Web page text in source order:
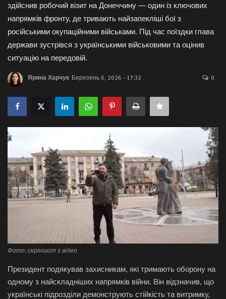
Підтримати проєкт
Правила для блогерів
Суспільство
Політика
Економіка
Технології
Спорт
Відео
Мова
English Ukraine
здійснив робочий візит на Донеччину — один із ключових
напрямків фронту, де тривають найзапекліші бої з
російськими окупаційними військами. Під час поїздки глава
держави зустрівся з українськими військовими та оцінив
ситуацію на передовій.
Ярина Харчук Березень 6, 2026 - 17:32 0
Фото: скріншот з відео
Президент подякував захисникам, які тримають оборону на
одному з найскладніших напрямків війни. Він відзначив, що
українські підрозділи демонструють стійкість та витримку,